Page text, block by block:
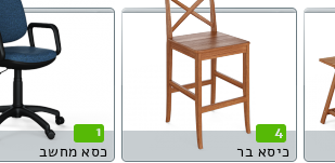
4
כיסא בר
1
כסא מחשב